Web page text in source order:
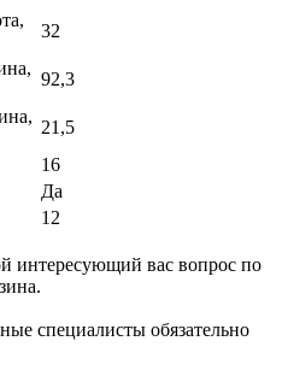
32
92,3
21,5
16
Да
12
интересующий вас вопрос по
специалисты обязательно